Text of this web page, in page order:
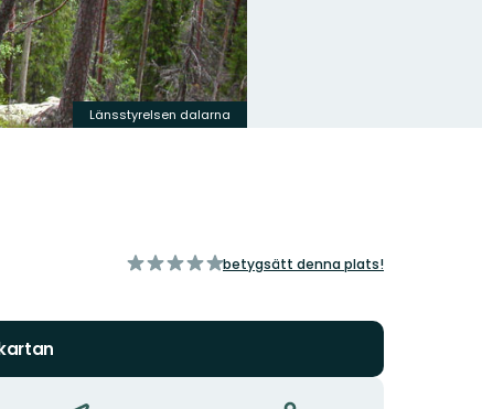
Länsstyrelsen dalarna
av
betygsätt denna plats!